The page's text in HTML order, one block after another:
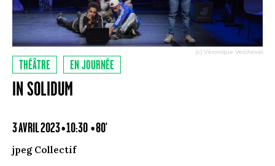
(c) Véronique Vercheval
THÉÂTRE EN JOURNÉE
IN SOLIDUM
3 AVRIL 2023 • 10:30 • 80'
jpeg Collectif